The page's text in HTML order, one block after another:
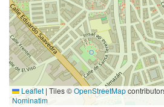
Leaflet | Tiles ©OpenStreetMap
Nominatim